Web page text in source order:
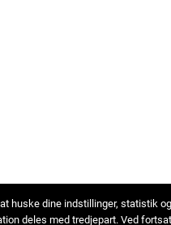
huske dine indstillinger, statistik
deles med tredjepart. Ved